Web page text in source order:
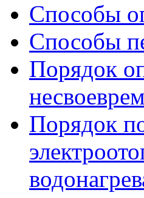
Способы
Способы
Порядок
Порядок